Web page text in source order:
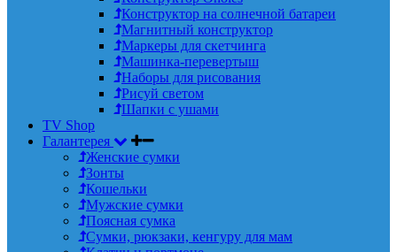
Конструктор на солнечной батареи
Магнитный конструктор
Маркеры для скетчинга
Машинка-перевертыш
Наборы для рисования
Рисуй светом
Шапки с ушами
TV Shop
Галантерея
Женские сумки
Зонты
Кошельки
Мужские сумки
Поясная сумка
Сумки, рюкзаки, кенгуру для мам